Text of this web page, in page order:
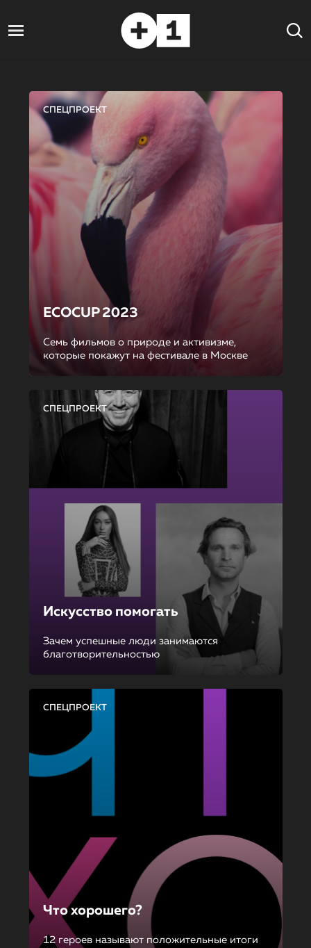
СПЕЦПРОЕКТ
ECOCUP 2023
Семь фильмов о природе и активизме,
которые покажут на фестивале в Москве
СПЕЦПРОЕКТ
Искусство помогать
Зачем успешные люди занимаются
благотворительностью
СПЕЦПРОЕКТ
Что хорошего?
12 героев называют положительные итоги